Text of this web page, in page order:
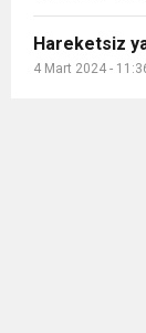
Hareketsiz
4 Mart 2024 -